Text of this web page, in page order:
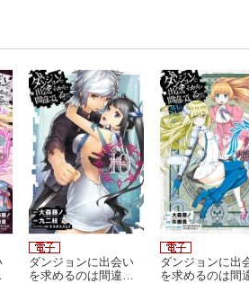
ダンジョンに出会い
を求めるのは間違っ
ダンジョンに出
を求めるのは間